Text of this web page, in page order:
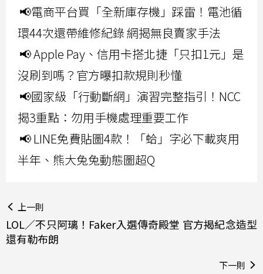
📢電商平台買「全新庫存機」踩雷！電池循
環44次還帶維修紀錄 網揭無良賣家手法
📢 Apple Pay、信用卡搭北捷「只扣1元」是
沒刷到嗎？官方曝扣款規則秒懂
📢國家級「行動斷網」演習完整指引！NCC
揭3重點：勿用手機處理重要工作
📢 LINE免費貼圖4款！「蛤」字必下載爽用
半年、熊大兔兔動態圖超Q
上一則
LOL／不只阿璃！Faker入選傳奇殿堂 官方揭紀念造型
還有勒布朗
下一則